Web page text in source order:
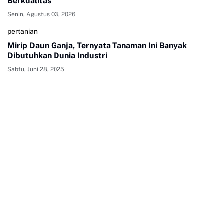
Senin, Agustus 03, 2026
pertanian
Mirip Daun Ganja, Ternyata Tanaman Ini Banyak
Dibutuhkan Dunia Industri
Sabtu, Juni 28, 2025